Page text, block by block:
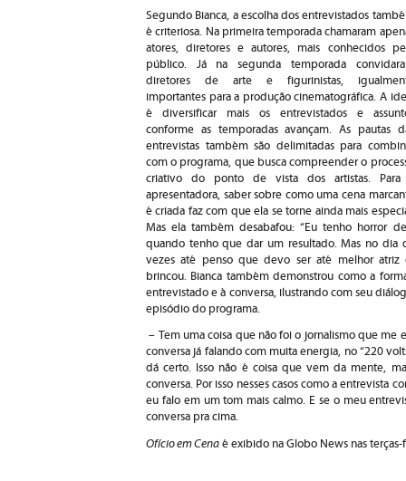
Segundo Bianca, a escolha dos entrevistados
é criteriosa. Na primeira temporada chamaram
atores, diretores e autores, mais conhecidos
público. Já na segunda temporada
diretores de arte e figurinistas,
importantes para a produção cinematográfica. A
é diversificar mais os entrevistados e
conforme as temporadas avançam. As pautas
entrevistas também são delimitadas para
com o programa, que busca compreender o
criativo do ponto de vista dos artistas. Para
apresentadora, saber sobre como uma cena
é criada faz com que ela se torne ainda mais
Mas ela também desabafou: “Eu tenho horror
quando tenho que dar um resultado. Mas no dia
vezes até penso que devo ser até melhor atriz
brincou. Bianca também demonstrou como a
entrevistado e à conversa, ilustrando com seu
episódio do programa.
– Tem uma coisa que não foi o jornalismo que me
conversa já falando com muita energia, no “220
dá certo. Isso não é coisa que vem da mente,
conversa. Por isso nesses casos como a entrevista
eu falo em um tom mais calmo. E se o meu
conversa pra cima.
Ofício em Cena é exibido na Globo News nas terças-